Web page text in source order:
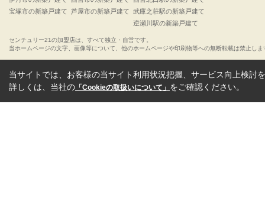
宝塚市の新築戸建て 芦屋市の新築戸建て 武庫之荘駅の新築戸建て
逆瀬川駅の新築戸建て
センチュリー21の加盟店は、すべて独立・自営です。
当ホームページの文字、画像等について、他のホームページや印刷物等への無断転載は禁止しま
当サイトでは、お客様の当サイト利用状況把握、サービス向上検討
詳しくは、当社の 「Cookieの取扱いについて」 をご確認ください。